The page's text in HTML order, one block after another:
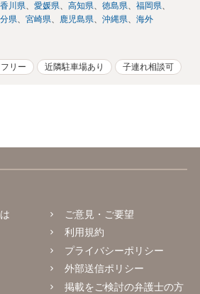
香川県 愛媛県 高知県 徳島県
福岡県
県 宮崎県 鹿児島県 沖縄県 海外
リー 近隣駐車場あり 子連れ相談可
ご意見・ご要望
利用規約
プライバシーポリシー
外部送信ポリシー
掲載をご検討の弁護士の方